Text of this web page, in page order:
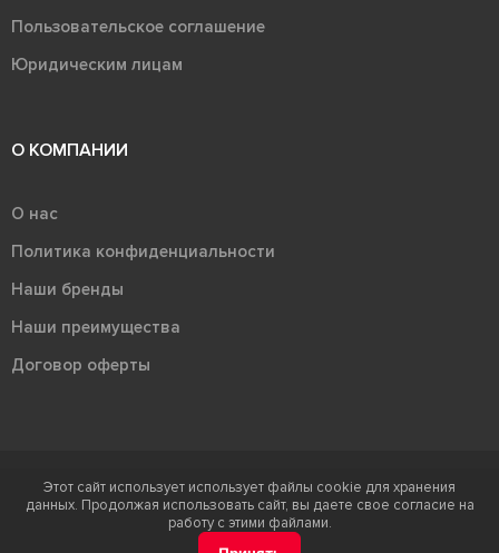
Пользовательское соглашение
Юридическим лицам
О КОМПАНИИ
О нас
Политика конфиденциальности
Наши бренды
Наши преимущества
Договор оферты
Терра - территория керамики 2026
Ⓒ Правообладателем товарного знака "Терра" является ООО "Атлас-
Этот сайт использует использует файлы cookie для хранения
данных. Продолжая использовать сайт, вы даете свое согласие на
работу с этими файлами.